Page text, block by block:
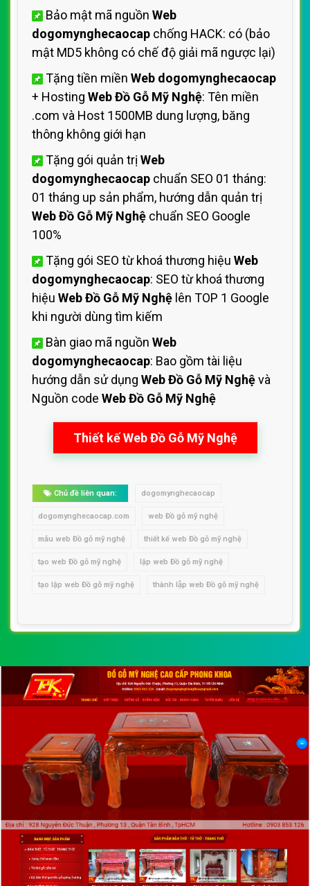
Bảo mật mã nguồn Web
dogomynghecaocap chống HACK: có (bảo
mật MD5 không có chế độ giải mã ngược lại)
Tặng tiền miền Web dogomynghecaocap
+ Hosting Web Đồ Gỗ Mỹ Nghệ: Tên miền
.com và Host 1500MB dung lượng, băng
thông không giới hạn
Tặng gói quản trị Web
dogomynghecaocap chuẩn SEO 01 tháng:
01 tháng up sản phẩm, hướng dẫn quản trị
Web Đồ Gỗ Mỹ Nghệ chuẩn SEO Google
100%
Tặng gói SEO từ khoá thương hiệu Web
dogomynghecaocap: SEO từ khoá thương
hiệu Web Đồ Gỗ Mỹ Nghệ lên TOP 1 Google
khi người dùng tìm kiếm
Bàn giao mã nguồn Web
dogomynghecaocap: Bao gồm tài liệu
hướng dẫn sử dụng Web Đồ Gỗ Mỹ Nghệvà
Nguồn code Web Đồ Gỗ Mỹ Nghệ
Thiết kế Web Đồ Gỗ Mỹ Nghệ
Chủ đề liên quan: dogomynghecaocap
dogomynghecaocap.com web Đồ gỗ mỹ nghệ
mẫu web Đồ gỗ mỹ nghệ thiết kế web Đồ gỗ mỹ nghệ
tạo web Đồ gỗ mỹ nghệ lập web Đồ gỗ mỹ nghệ
tạo lập web Đồ gỗ mỹ nghệ thành lập web Đồ gỗ mỹ nghệ